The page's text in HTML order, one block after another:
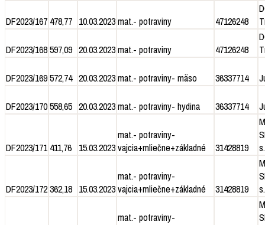
DF2023/167 478,77 10.03.2023mat.- potraviny 47126248
DF2023/168597,09 20.03.2023mat.- potraviny 47126248
DF2023/169572,74 20.03.2023mat.- potraviny- mäso 36337714
DF2023/170558,65 20.03.2023mat.- potraviny- hydina 36337714
DF2023/171 411,76 15.03.2023
mat.- potraviny-
vajcia+mliečne+základné
31428819
DF2023/172362,18 15.03.2023
mat.- potraviny-
vajcia+mliečne+základné
31428819
mat.- potraviny-